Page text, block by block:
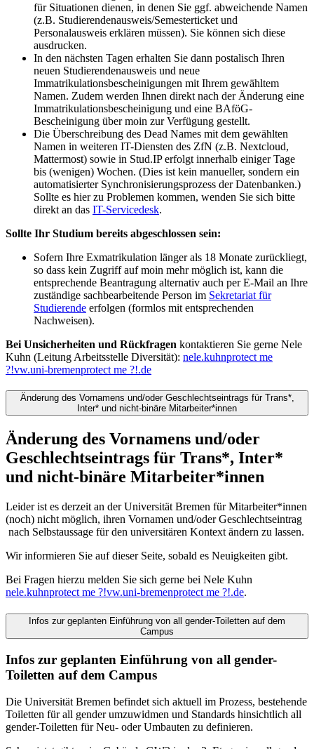
für Situationen dienen, in denen Sie ggf. abweichende Namen
(z.B. Studierendenausweis/Semesterticket und
Personalausweis erklären müssen). Sie können sich diese
ausdrucken.
In den nächsten Tagen erhalten Sie dann postalisch Ihren
neuen Studierendenausweis und neue
Immatrikulationsbescheinigungen mit Ihrem gewähltem
Namen. Zudem werden Ihnen direkt nach der Änderung eine
Immatrikulationsbescheinigung und eine BAföG-
Bescheinigung über moin zur Verfügung gestellt.
Die Überschreibung des Dead Names mit dem gewählten
Namen in weiteren IT-Diensten des ZfN (z.B. Nextcloud,
Mattermost) sowie in Stud.IP erfolgt innerhalb einiger Tage
bis (wenigen) Wochen. (Dies ist kein manueller, sondern ein
automatisierter Synchronisierungsprozess der Datenbanken.)
Sollte es hier zu Problemen kommen, wenden Sie sich bitte
direkt an das IT-Servicedesk.
Sollte Ihr Studium bereits abgeschlossen sein:
Sofern Ihre Exmatrikulation länger als 18 Monate zurückliegt,
so dass kein Zugriff auf moin mehr möglich ist, kann die
entsprechende Beantragung alternativ auch per E-Mail an Ihre
zuständige sachbearbeitende Person im Sekretariat für
Studierende erfolgen (formlos mit entsprechenden
Nachweisen).
Bei Unsicherheiten und Rückfragen kontaktieren Sie gerne Nele
Kuhn (Leitung Arbeitsstelle Diversität): nele.kuhnprotect me
?!vw.uni-bremenprotect me ?!.de
Änderung des Vornamens und/oder Geschlechtseintrags für Trans*,
Inter* und nicht-binäre Mitarbeiter*innen
Änderung des Vornamens und/oder
Geschlechtseintrags für Trans*, Inter*
und nicht-binäre Mitarbeiter*innen
Leider ist es derzeit an der Universität Bremen für Mitarbeiter*innen
(noch) nicht möglich, ihren Vornamen und/oder Geschlechtseintrag
nach Selbstaussage für den universitären Kontext ändern zu lassen.
Wir informieren Sie auf dieser Seite, sobald es Neuigkeiten gibt.
Bei Fragen hierzu melden Sie sich gerne bei Nele Kuhn
nele.kuhnprotect me ?!vw.uni-bremenprotect me ?!.de.
Infos zur geplanten Einführung von all gender-Toiletten auf dem
Campus
Infos zur geplanten Einführung von all gender-
Toiletten auf dem Campus
Die Universität Bremen befindet sich aktuell im Prozess, bestehende
Toiletten für all gender umzuwidmen und Standards hinsichtlich all
gender-Toiletten für Neu- oder Umbauten zu definieren.